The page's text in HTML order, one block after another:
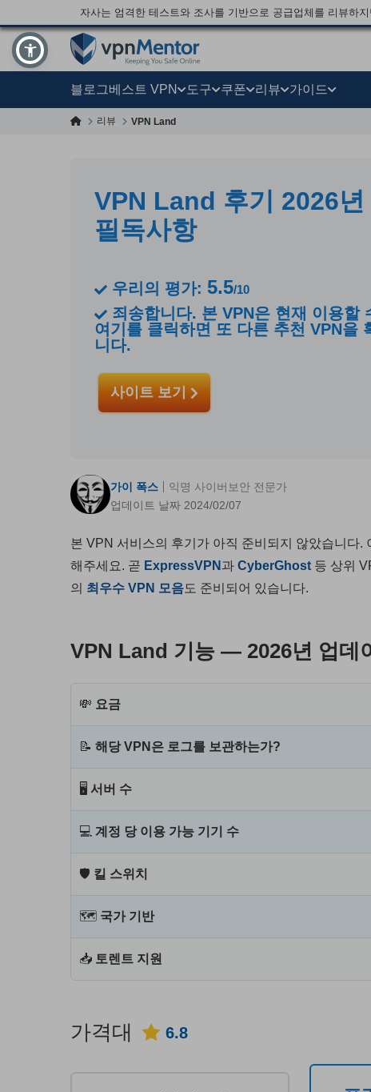
자사는 엄격한 테스트와 조사를 기반으로 공급업체를 리뷰하
블로그베스트 VPN 도구 쿠폰 리뷰 가이드
리뷰 VPN Land
VPN Land 후기 2026년
필독사항
우리의 평가: 5.5/10
죄송합니다. 본 VPN은 현재 이용할
여기를 클릭하면 또 다른 추천 VPN을
니다.
사이트 보기
가이 폭스
업데이트 날짜 2024/02/07
익명 사이버보안 전문가
본 VPN 서비스의 후기가 아직 준비되지 않았습니다
해주세요. 곧 ExpressVPN 과 CyberGhost 등 상위
의 최우수 VPN 모음도 준비되어 있습니다.
VPN Land 기능 — 2026년 업데
💸 요금
📝 해당 VPN은 로그를 보관하는가?
🖥 서버 수
💻 계정 당 이용 가능 기기 수
🛡 킬 스위치
🗺 국가 기반
📥 토렌트 지원
가격대 6.8